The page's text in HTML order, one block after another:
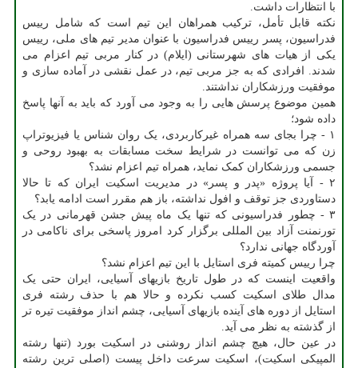
با انتظارات داشت.
نکته قابل تأمل، ترکیب همراهان این تیم است که شامل رییس
فدراسیون، پسر رییس فدراسیون با عنوان مدیر تیم های ملی، رییس
یکی از هیات های شهرستانی (ایلام) در کنار مربی تیم اعزام می
شدند. افرادی که به جز مربی تیم، در عمل نقشی در آماده سازی و
موفقیت ورزشکاران نداشتند.
همین موضوع پرسش هایی را به وجود می آورد که باید به آنها پاسخ
داده شود؛
۱ - چرا بجای سه همراه غیرکاربردی، یک روان شناس یا فیزیوتراپ
زن که می توانست در شرایط سخت مسابقات به بهبود روحی و
جسمی ورزشکاران کمک نماید، همراه تیم اعزام نشد؟
۲ - آیا پروژه «پدر و پسر» در مدیریت اسکیت ایران که تا حالا
دستاوردی جز توقف و افول نداشته، باز هم مقرر است ادامه یابد؟
۳ - چطور فدراسیونی که تنها یک ماه پیش جشن قهرمانی در یک
تورنمنت آزاد بین المللی برگزار کرد امروز پاسخی برای ناکامی در
آوردگاه جهانی ندارد؟
چرا رییس کمیته فری استایل با این تیم اعزام نشد؟
واقعیت اینست که در طول تاریخ بازیهای آسیایی، ایران حتی یک
مدال طلای اسکیت کسب نکرده و حالا هم با حذف رشته فری
استایل از دوره های آینده بازیهای آسیایی، چشم انداز موفقیت تیره تر
از گذشته به نظر می آید.
در عین حال، هیچ چشم انداز روشنی در اسکیت بورد (تنها رشته
المپیکی اسکیت)، اسکیت سرعت داخل پیست (اصلی ترین رشته